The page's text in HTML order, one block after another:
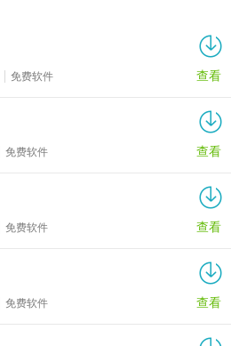
免费软件 查看
免费软件 查看
免费软件 查看
免费软件 查看